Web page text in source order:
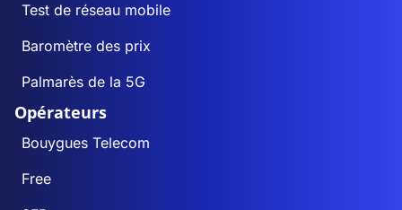
Test de réseau mobile
Baromètre des prix
Palmarès de la 5G
Opérateurs
Bouygues Telecom
Free